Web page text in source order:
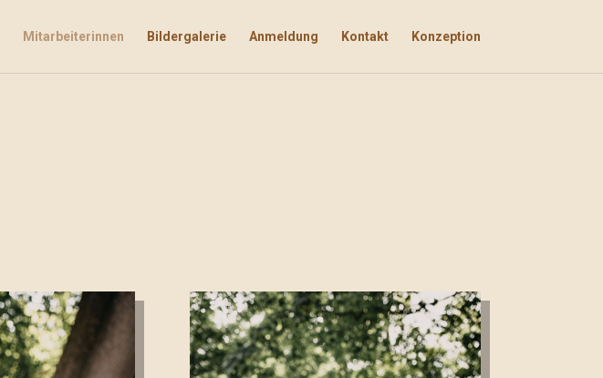
Mitarbeiterinnen Bildergalerie Anmeldung Kontakt Konzeption